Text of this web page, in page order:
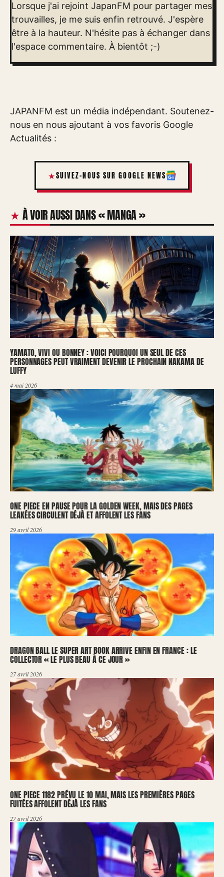
Lorsque j'ai rejoint JapanFM pour partager mes
trouvailles, je me suis enfin retrouvé. J'espère
être à la hauteur. N'hésite pas à échanger dans
l'espace commentaire. À bientôt ;-)
JAPANFM est un média indépendant. Soutenez-
nous en nous ajoutant à vos favoris Google
Actualités :
SUIVEZ-NOUS SUR GOOGLE NEWS
À VOIR AUSSI DANS « MANGA »
YAMATO, VIVI OU BONNEY : VOICI POURQUOI UN SEUL DE CES
PERSONNAGES PEUT VRAIMENT DEVENIR LE PROCHAIN NAKAMA DE
LUFFY
4 mai 2026
ONE PIECE EN PAUSE POUR LA GOLDEN WEEK, MAIS DES PAGES
LEAKÉES CIRCULENT DÉJÀ ET AFFOLENT LES FANS
29 avril 2026
DRAGON BALL LE SUPER ART BOOK ARRIVE ENFIN EN FRANCE : LE
COLLECTOR « LE PLUS BEAU À CE JOUR »
27 avril 2026
ONE PIECE 1182 PRÉVU LE 10 MAI, MAIS LES PREMIÈRES PAGES
FUITÉES AFFOLENT DÉJÀ LES FANS
27 avril 2026